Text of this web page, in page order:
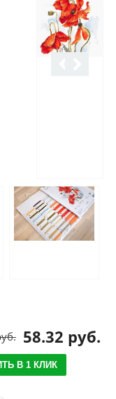
58.32 руб.
В 1 КЛИК